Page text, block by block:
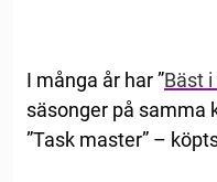
I många år har ”Bäst
säsonger på samma
”Task master” –